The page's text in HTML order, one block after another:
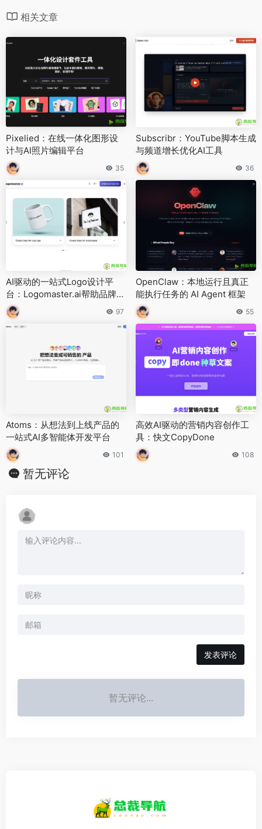
相关文章
Pixelied：在线一体化图形设
计与AI照片编辑平台
35
Subscribr：YouTube脚本生成
与频道增长优化AI工具
36
AI驱动的一站式Logo设计平
台：Logomaster.ai帮助品牌快
速建立专业视觉形象
97
OpenClaw：本地运行且真正
能执行任务的 AI Agent 框架
55
Atoms：从想法到上线产品的
一站式AI多智能体开发平台
101
高效AI驱动的营销内容创作工
具：快文CopyDone
108
暂无评论
发表评论
暂无评论...